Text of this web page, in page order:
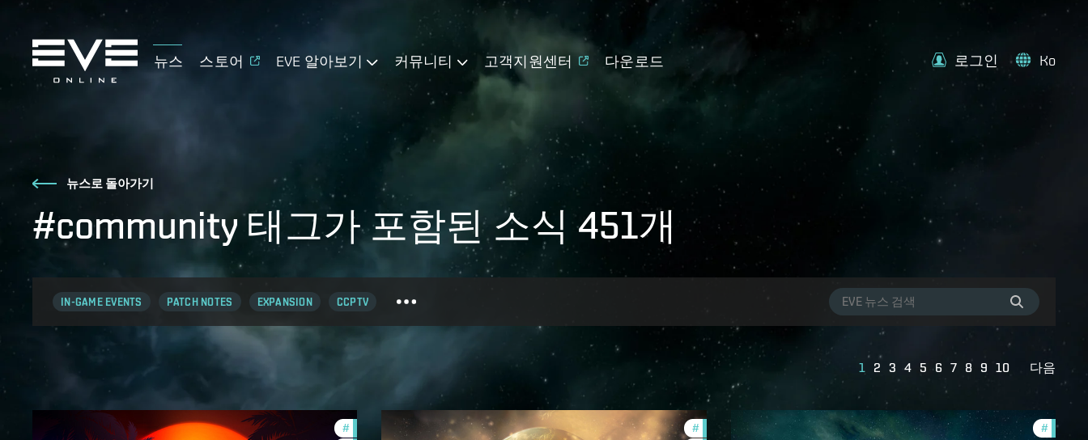
뉴스 스토어 EVE 알아보기 커뮤니티 고객지원센터 다운로드 로그인 Ko
뉴스로 돌아가기
#community 태그가 포함된 소식 451개
IN-GAME EVENTS PATCH NOTES EXPANSION CCPTV
1 2 3 4 5 6 7 8 9 10 다음
# #development-updates
#